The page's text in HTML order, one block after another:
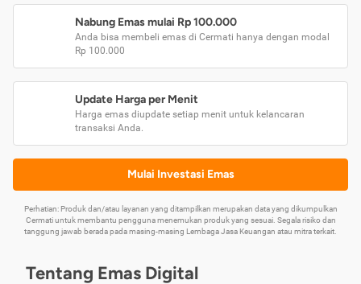
Nabung Emas mulai Rp 100.000
Anda bisa membeli emas di Cermati hanya dengan modal
Rp 100.000
Update Harga per Menit
Harga emas diupdate setiap menit untuk kelancaran
transaksi Anda.
Mulai Investasi Emas
Perhatian: Produk dan/atau layanan yang ditampilkan merupakan data yang dikumpulkan
Cermati untuk membantu pengguna menemukan produk yang sesuai. Segala risiko dan
tanggung jawab berada pada masing-masing Lembaga Jasa Keuangan atau mitra terkait.
Tentang Emas Digital